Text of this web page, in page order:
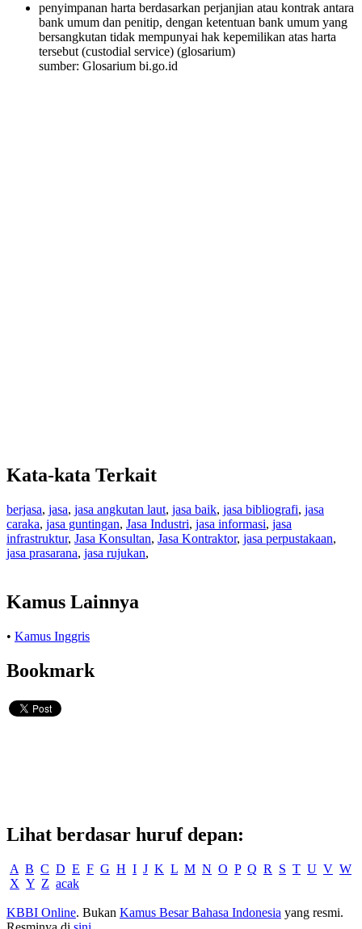
penyimpanan harta berdasarkan perjanjian atau kontrak antara
bank umum dan penitip, dengan ketentuan bank umum yang
bersangkutan tidak mempunyai hak kepemilikan atas harta
tersebut (custodial service) (glosarium)
sumber: Glosarium bi.go.id
Kata-kata Terkait
berjasa, jasa, jasa angkutan laut, jasa baik, jasa bibliografi, jasa
caraka, jasa guntingan, Jasa Industri, jasa informasi, jasa
infrastruktur, Jasa Konsultan, Jasa Kontraktor, jasa perpustakaan,
jasa prasarana, jasa rujukan,
Kamus Lainnya
• Kamus Inggris
Bookmark
Lihat berdasar huruf depan:
A B C D E F G H I J K L M N O P Q R S T U V W
X Y Z acak
KBBI Online. Bukan Kamus Besar Bahasa Indonesia yang resmi.